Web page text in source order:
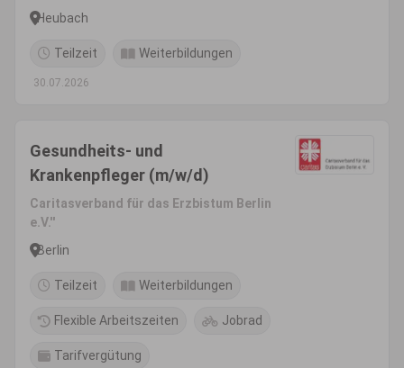
vergleichbarer Qualifikation
Heubach
Teilzeit Weiterbildungen
30.07.2026
Gesundheits- und
Krankenpfleger (m/w/d)
Caritasverband für das Erzbistum Berlin
e.V.''
Berlin
Teilzeit Weiterbildungen
Flexible Arbeitszeiten Jobrad
Tarifvergütung